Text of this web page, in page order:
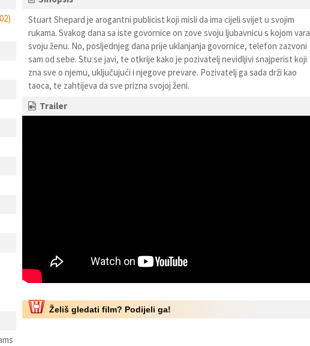
Stuart Shepard je arogantni publicist koji misli da ima cijeli svijet u svojim
rukama. Svakog dana sa iste govornice on zove svoju ljubavnicu s kojom vara
svoju ženu. No, posljednjeg dana prije uklanjanja govornice, telefon zazvoni
sam od sebe. Stu se javi, te otkrije kako je pozivatelj nevidljivi snajperist koji
zna sve o njemu, uključujući i njegove prevare. Pozivatelj ga sada drži kao
taoca, te zahtijeva da sve prizna svojoj ženi.
Trailer
Želiš gledati film? Podijeli ga!